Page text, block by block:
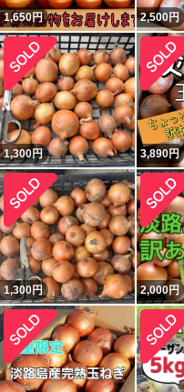
1,650円 2,500円
1,300円 3,890円
1,300円 2,000円